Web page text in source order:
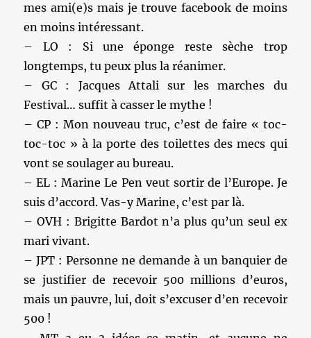
mes ami(e)s mais je trouve facebook de moins
en moins intéressant.
– LO : Si une éponge reste sèche trop
longtemps, tu peux plus la réanimer.
– GC : Jacques Attali sur les marches du
Festival… suffit à casser le mythe !
– CP : Mon nouveau truc, c’est de faire « toc-
toc-toc » à la porte des toilettes des mecs qui
vont se soulager au bureau.
– EL : Marine Le Pen veut sortir de l’Europe. Je
suis d’accord. Vas-y Marine, c’est par là.
– OVH : Brigitte Bardot n’a plus qu’un seul ex
mari vivant.
– JPT : Personne ne demande à un banquier de
se justifier de recevoir 500 millions d’euros,
mais un pauvre, lui, doit s’excuser d’en recevoir
500 !